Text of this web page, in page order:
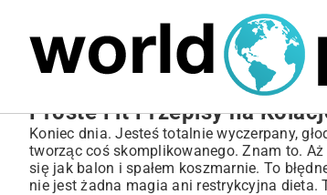
Proste Fit Przepisy na
Koniec dnia. Jesteś totalnie wyczerpany,
tworząc coś skomplikowanego. Znam to.
się jak balon i spałem koszmarnie. To
nie jest żadna magia ani restrykcyjna dieta.